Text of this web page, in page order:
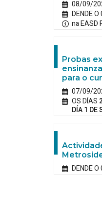
08/09/
DENDE
na EASD
Probas
para o
07/09/
OS DÍAS
DÍA 1 DE
DENDE